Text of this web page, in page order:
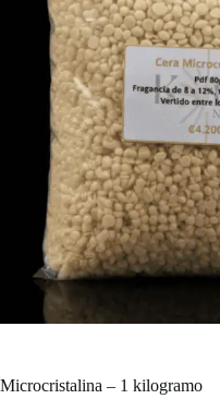
Microcristalina – 1 kilogramo